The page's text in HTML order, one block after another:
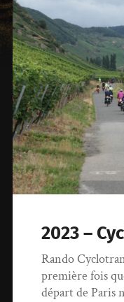
2023 –
Rando
première fois
départ de Paris